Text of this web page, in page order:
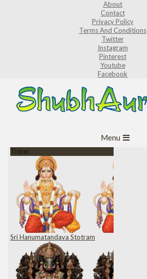
About
Contact
Privacy Policy
Terms And Conditions
Twitter
Instagram
Pinterest
Youtube
Facebook
Navigation
Menu
Ticker
Sri Hanumatandava Stotram